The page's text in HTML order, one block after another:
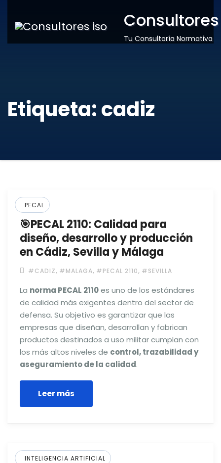
Consultores
Tu Consultoría Normativa
Etiqueta:cadiz
PECAL
🎯PECAL 2110: Calidad para
diseño, desarrollo y producción
en Cádiz, Sevilla y Málaga
#CADIZ, #MALAGA, #PECAL 2110, #SEVILLA
La norma PECAL 2110es uno de los estándares
de calidad más exigentes dentro del sector de
defensa. Su objetivo es garantizar que las
empresas que diseñan, desarrollan y fabrican
productos destinados a uso militar cumplan con
los más altos niveles de control, trazabilidad y
aseguramiento de la calidad.
Leer más
INTELIGENCIA ARTIFICIAL